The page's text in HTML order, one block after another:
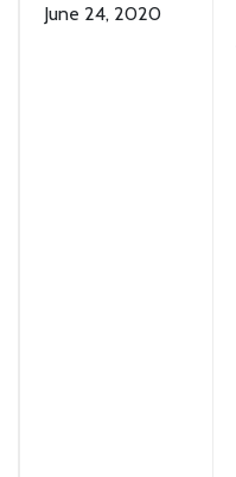
June 24, 2020